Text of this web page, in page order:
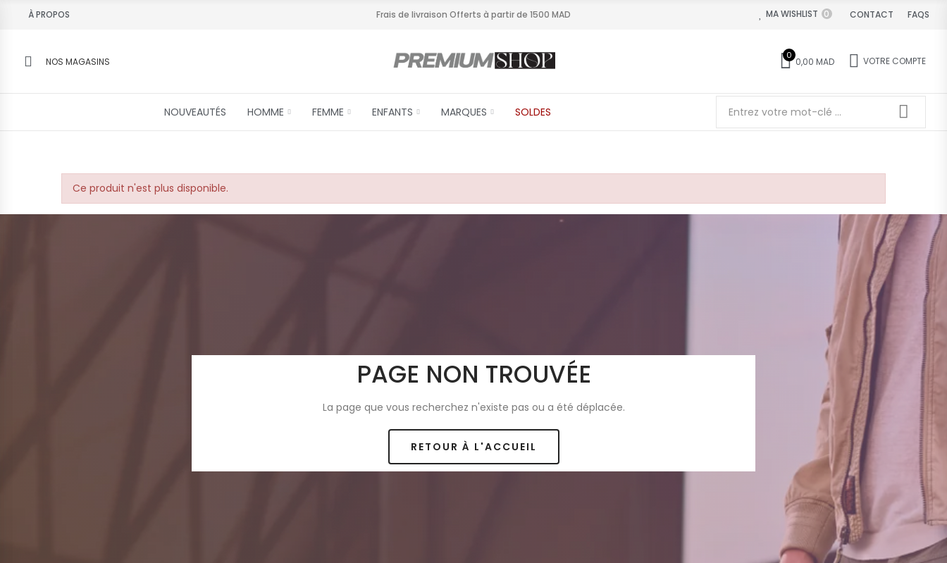
À PROPOS Frais de livraison Offerts à partir de 1500 MAD MA WISHLIST 0 CONTACT FAQS
NOS MAGASINS
0
0,00 MAD VOTRE COMPTE
NOUVEAUTÉS HOMME FEMME ENFANTS MARQUES SOLDES
Ce produit n'est plus disponible.
PAGE NON TROUVÉE
La page que vous recherchez n'existe pas ou a été déplacée.
RETOUR À L'ACCUEIL